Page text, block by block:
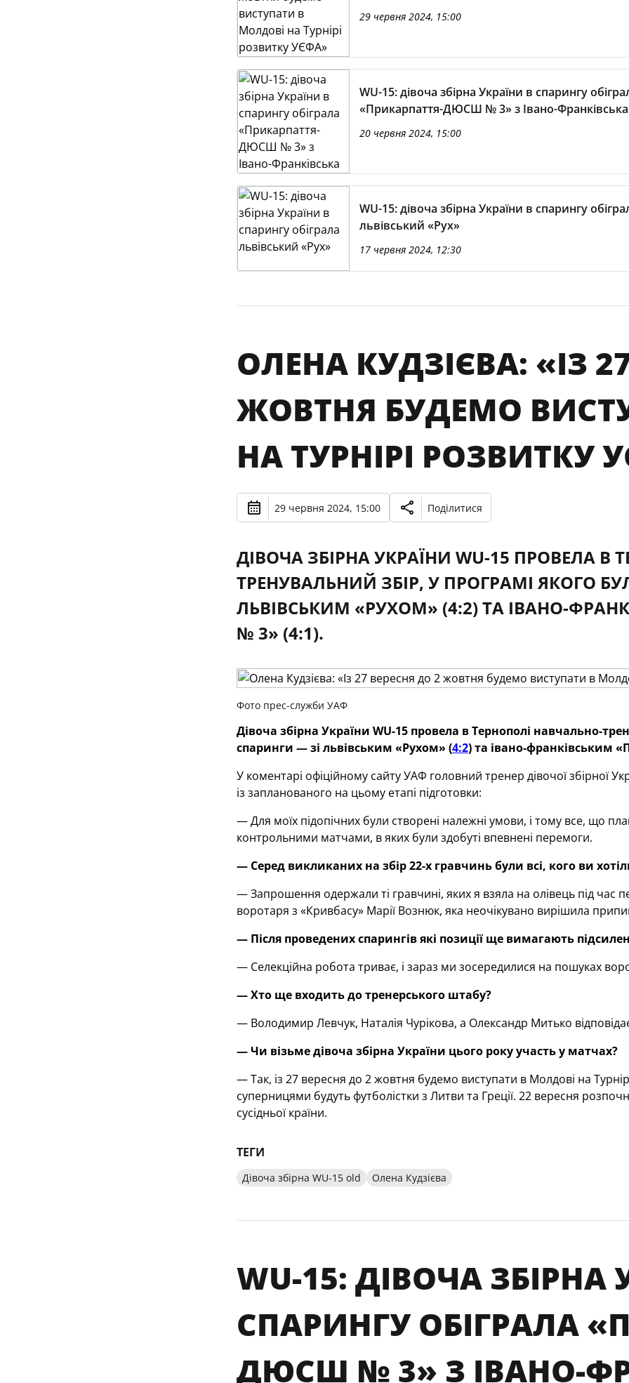
29 червня 2024, 15:00
WU-15: дівоча збірна України в спарингу
«Прикарпаття-ДЮСШ № 3» з Івано-Франківська
20 червня 2024, 15:00
WU-15: дівоча збірна України в спарингу
львівський «Рух»
17 червня 2024, 12:30
ОЛЕНА КУДЗІЄВА: «ІЗ
ЖОВТНЯ БУДЕМО
НА ТУРНІРІ РОЗВИТКУ
29 червня 2024, 15:00 Поділитися
ДІВОЧА ЗБІРНА УКРАЇНИ WU-15 ПРОВЕЛА В
ТРЕНУВАЛЬНИЙ ЗБІР, У ПРОГРАМІ ЯКОГО
ЛЬВІВСЬКИМ «РУХОМ» (4:2) ТА ІВАНО-
№ 3» (4:1).
Фото прес-служби УАФ
Дівоча збірна України WU-15 провела в Тернополі навчально-
спаринги — зі львівським «Рухом» (4:2) та івано-франківським
У коментарі офіційному сайту УАФ головний тренер дівочої збірної
із запланованого на цьому етапі підготовки:
— Для моїх підопічних були створені належні умови, і тому все, що
контрольними матчами, в яких були здобуті впевнені перемоги.
— Серед викликаних на збір 22-х гравчинь були всі, кого ви
— Запрошення одержали ті гравчині, яких я взяла на олівець під час
воротаря з «Кривбасу» Марії Вознюк, яка неочікувано вирішила
— Після проведених спарингів які позиції ще вимагають
— Селекційна робота триває, і зараз ми зосередилися на пошуках
— Хто ще входить до тренерського штабу?
— Володимир Левчук, Наталія Чурікова, а Олександр Митько
— Чи візьме дівоча збірна України цього року участь у матчах?
— Так, із 27 вересня до 2 жовтня будемо виступати в Молдові на
суперницями будуть футболістки з Литви та Греції. 22 вересня
сусідньої країни.
ТЕГИ
Дівоча збірна WU-15 old Олена Кудзієва
WU-15: ДІВОЧА ЗБІРНА
СПАРИНГУ ОБІГРАЛА
ДЮСШ № 3» З ІВАНО-